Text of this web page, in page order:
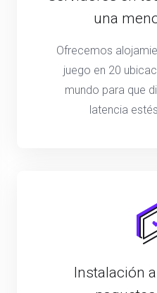
una
Ofrecemos
juego en 20
mundo para que
latencia
Instalación